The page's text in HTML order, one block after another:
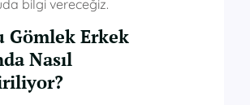
bilgi vereceğiz.
Gömlek Erkek
Nasıl